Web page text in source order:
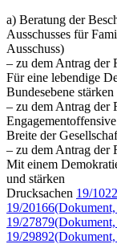
a) Beratung der
Ausschusses für
Ausschuss)
– zu dem Antrag
Für eine lebendige
Bundesebene stärken
– zu dem Antrag
Breite der
– zu dem Antrag
Mit einem
und stärken
Drucksachen 19/
19/20166(Dokument,
19/27879(Dokument,
19/29892(Dokument,